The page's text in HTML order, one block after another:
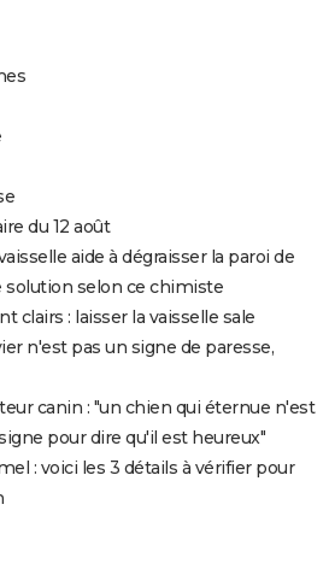
du 12 août
aide à dégraisser la paroi de
solution selon ce chimiste
clairs : laisser la vaisselle sale
n'est pas un signe de paresse,
canin : "un chien qui éternue n'est
pour dire qu'il est heureux"
: voici les 3 détails à vérifier pour